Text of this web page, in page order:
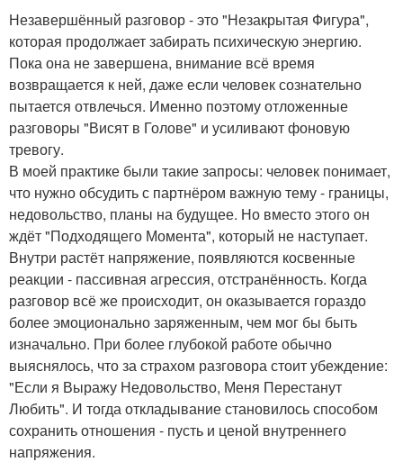
Незавершённый разговор - это "Незакрытая Фигура",
которая продолжает забирать психическую энергию.
Пока она не завершена, внимание всё время
возвращается к ней, даже если человек сознательно
пытается отвлечься. Именно поэтому отложенные
разговоры "Висят в Голове" и усиливают фоновую
тревогу.
В моей практике были такие запросы: человек понимает,
что нужно обсудить с партнёром важную тему - границы,
недовольство, планы на будущее. Но вместо этого он
ждёт "Подходящего Момента", который не наступает.
Внутри растёт напряжение, появляются косвенные
реакции - пассивная агрессия, отстранённость. Когда
разговор всё же происходит, он оказывается гораздо
более эмоционально заряженным, чем мог бы быть
изначально. При более глубокой работе обычно
выяснялось, что за страхом разговора стоит убеждение:
"Если я Выражу Недовольство, Меня Перестанут
Любить". И тогда откладывание становилось способом
сохранить отношения - пусть и ценой внутреннего
напряжения.